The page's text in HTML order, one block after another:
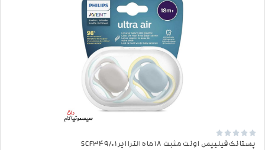





پستانک فیلیپس اونت مثبت 18 ماه الترا ایر SCF349/01